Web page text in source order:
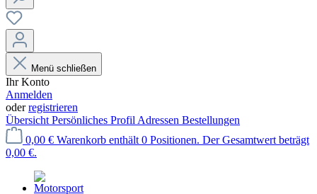
Menü schließen
Ihr Konto
Anmelden
oderregistrieren
Übersicht Persönliches Profil Adressen Bestellungen
0,00 € Warenkorb enthält 0 Positionen. Der Gesamtwert beträgt
0,00 €.